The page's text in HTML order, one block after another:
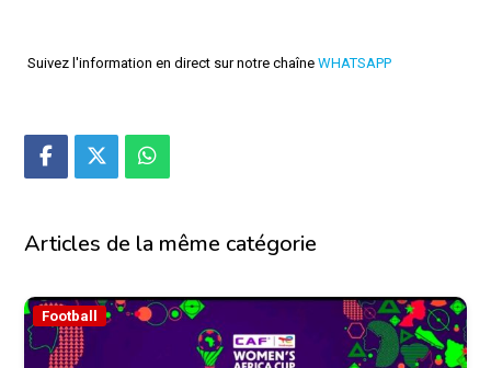
Suivez l'information en direct sur notre chaîne WHATSAPP
Articles de la même catégorie
Football